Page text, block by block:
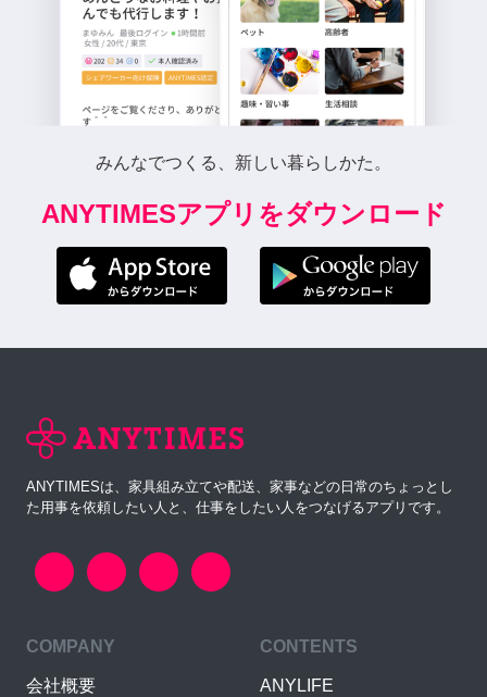
みんなでつくる、新しい暮らしかた。
ANYTIMESアプリをダウンロード
ANYTIMESは、家具組み立てや配送、家事などの日常のちょっとし
た用事を依頼したい人と、仕事をしたい人をつなげるアプリです。
COMPANY
会社概要
CONTENTS
ANYLIFE